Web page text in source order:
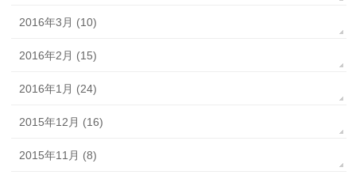
2016年3月 (10)
2016年2月 (15)
2016年1月 (24)
2015年12月 (16)
2015年11月 (8)